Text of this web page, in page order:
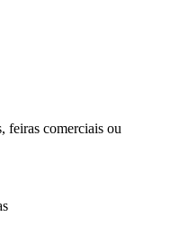
feiras comerciais ou